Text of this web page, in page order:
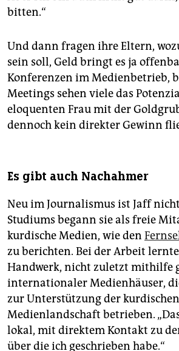
bitten.“
Und dann fragen ihre Eltern,
sein soll, Geld bringt es ja
Konferenzen im Medienbetrieb,
Meetings sehen viele das
eloquenten Frau mit der
dennoch kein direkter Gewinn
Es gibt auch Nachahmer
Neu im Journalismus ist Jaff
Studiums begann sie als freie
kurdische Medien, wie den
zu berichten. Bei der Arbeit lernte
Handwerk, nicht zuletzt mithilfe
internationaler Medienhäuser,
zur Unterstützung der kurdischen
Medienlandschaft betrieben.
lokal, mit direktem Kontakt zu
über die ich geschrieben habe.“